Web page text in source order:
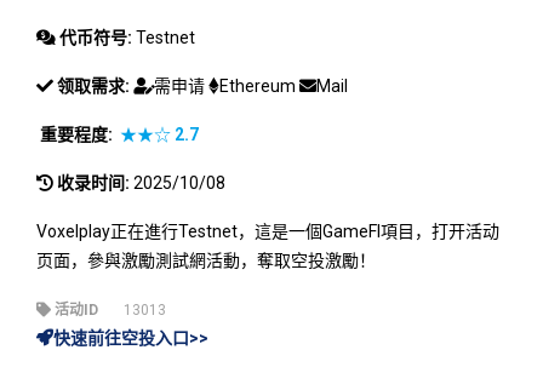
代币符号: Testnet
领取需求: 需申请 Ethereum Mail
重要程度: ★★☆ 2.7
收录时间: 2025/10/08
Voxelplay正在進行Testnet，這是一個GameFI項目，打开活动
页面，參與激勵測試網活動，奪取空投激勵！
活动ID 13013
快速前往空投入口>>